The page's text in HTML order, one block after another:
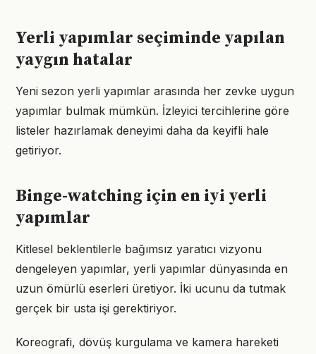
Yerli yapımlar seçiminde yapılan
yaygın hatalar
Yeni sezon yerli yapımlar arasında her zevke uygun
yapımlar bulmak mümkün. İzleyici tercihlerine göre
listeler hazırlamak deneyimi daha da keyifli hale
getiriyor.
Binge-watching için en iyi yerli
yapımlar
Kitlesel beklentilerle bağımsız yaratıcı vizyonu
dengeleyen yapımlar, yerli yapımlar dünyasında en
uzun ömürlü eserleri üretiyor. İki ucunu da tutmak
gerçek bir usta işi gerektiriyor.
Koreografi, dövüş kurgulama ve kamera hareketi